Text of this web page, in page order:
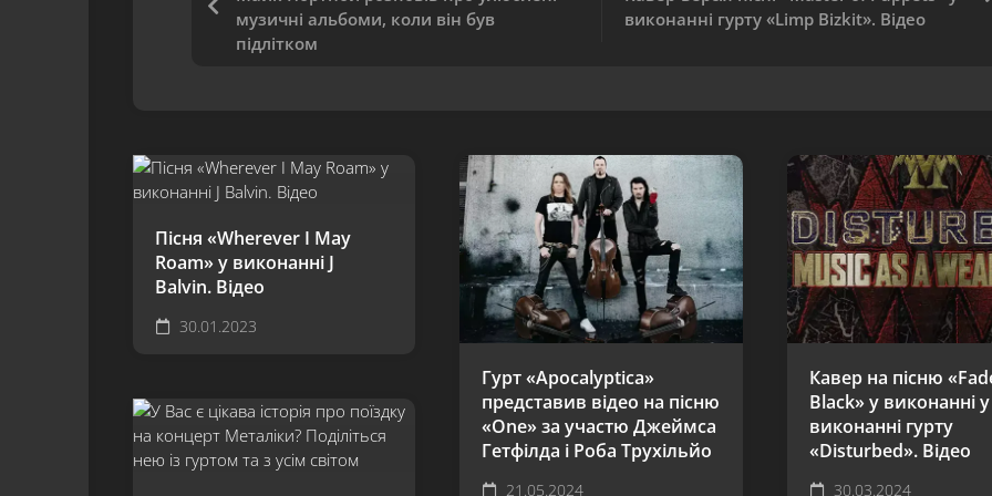
виконанні гурту «Limp Bizkit». Відео
музичні альбоми, коли він був
підлітком
Пісня «Wherever I May
Roam» у виконанні J
Balvin. Відео
30.01.2023
Гурт «Apocalyptica»
представив відео на пісню
«One» за участю Джеймса
Гетфілда і Роба Трухільйо
21.05.2024
Кавер на пісню
Black» у виконанні у
виконанні гурту
«Disturbed». Відео
30.03.2024